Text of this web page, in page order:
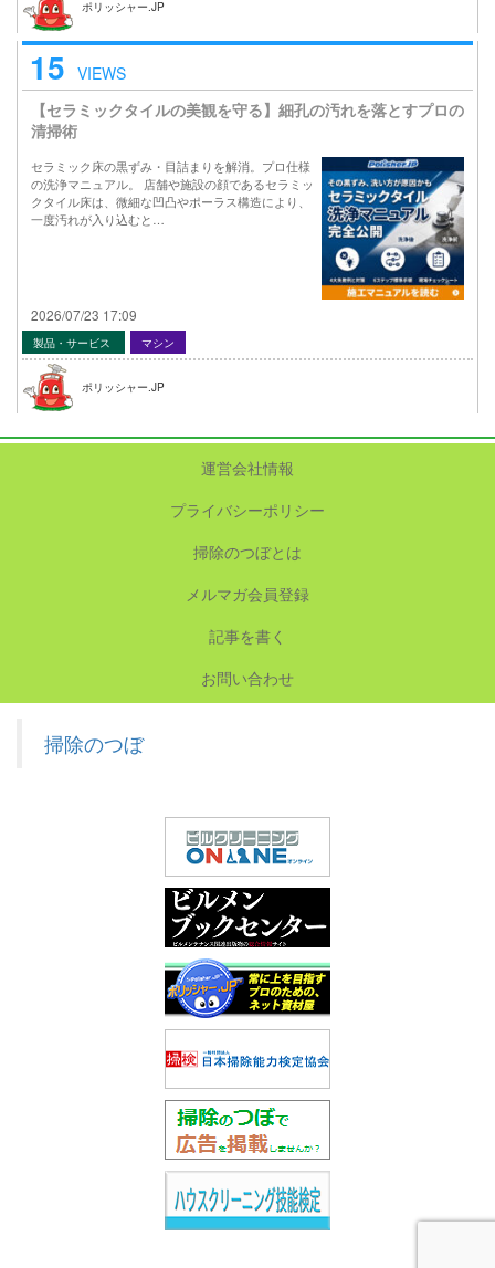
ポリッシャー.JP
15 VIEWS
【セラミックタイルの美観を守る】細孔の汚れを落とすプロの
清掃術
セラミック床の黒ずみ・目詰まりを解消。プロ仕様
の洗浄マニュアル。 店舗や施設の顔であるセラミッ
クタイル床は、微細な凹凸やポーラス構造により、
一度汚れが入り込むと…
2026/07/23 17:09
製品・サービス マシン
ポリッシャー.JP
運営会社情報
プライバシーポリシー
掃除のつぼとは
メルマガ会員登録
記事を書く
お問い合わせ
掃除のつぼ